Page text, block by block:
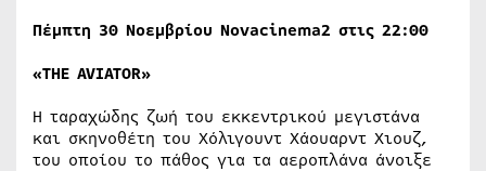
Πέμπτη 30 Νοεμβρίου Novacinema2 στις 22:00
«THE AVIATOR»
Η ταραχώδης ζωή του εκκεντρικού μεγιστάνα
και σκηνοθέτη του Xόλιγουντ Xάουαρντ Xιουζ,
του οποίου το πάθος για τα αεροπλάνα άνοιξε